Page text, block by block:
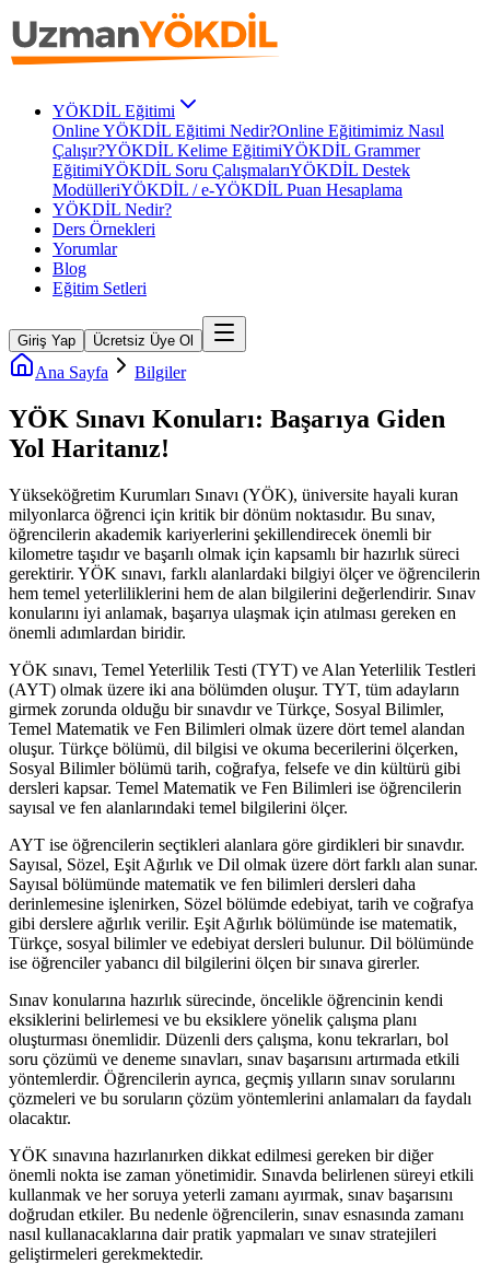
YÖKDİL Eğitimi
Online YÖKDİL Eğitimi Nedir?Online Eğitimimiz Nasıl
Çalışır?YÖKDİL Kelime EğitimiYÖKDİL Grammer
EğitimiYÖKDİL Soru ÇalışmalarıYÖKDİL Destek
ModülleriYÖKDİL / e-YÖKDİL Puan Hesaplama
YÖKDİL Nedir?
Ders Örnekleri
Yorumlar
Blog
Eğitim Setleri
Giriş Yap Ücretsiz Üye Ol
Ana Sayfa Bilgiler
YÖK Sınavı Konuları: Başarıya Giden
Yol Haritanız!
Yükseköğretim Kurumları Sınavı (YÖK), üniversite hayali kuran
milyonlarca öğrenci için kritik bir dönüm noktasıdır. Bu sınav,
öğrencilerin akademik kariyerlerini şekillendirecek önemli bir
kilometre taşıdır ve başarılı olmak için kapsamlı bir hazırlık süreci
gerektirir. YÖK sınavı, farklı alanlardaki bilgiyi ölçer ve öğrencilerin
hem temel yeterliliklerini hem de alan bilgilerini değerlendirir. Sınav
konularını iyi anlamak, başarıya ulaşmak için atılması gereken en
önemli adımlardan biridir.
YÖK sınavı, Temel Yeterlilik Testi (TYT) ve Alan Yeterlilik Testleri
(AYT) olmak üzere iki ana bölümden oluşur. TYT, tüm adayların
girmek zorunda olduğu bir sınavdır ve Türkçe, Sosyal Bilimler,
Temel Matematik ve Fen Bilimleri olmak üzere dört temel alandan
oluşur. Türkçe bölümü, dil bilgisi ve okuma becerilerini ölçerken,
Sosyal Bilimler bölümü tarih, coğrafya, felsefe ve din kültürü gibi
dersleri kapsar. Temel Matematik ve Fen Bilimleri ise öğrencilerin
sayısal ve fen alanlarındaki temel bilgilerini ölçer.
AYT ise öğrencilerin seçtikleri alanlara göre girdikleri bir sınavdır.
Sayısal, Sözel, Eşit Ağırlık ve Dil olmak üzere dört farklı alan sunar.
Sayısal bölümünde matematik ve fen bilimleri dersleri daha
derinlemesine işlenirken, Sözel bölümde edebiyat, tarih ve coğrafya
gibi derslere ağırlık verilir. Eşit Ağırlık bölümünde ise matematik,
Türkçe, sosyal bilimler ve edebiyat dersleri bulunur. Dil bölümünde
ise öğrenciler yabancı dil bilgilerini ölçen bir sınava girerler.
Sınav konularına hazırlık sürecinde, öncelikle öğrencinin kendi
eksiklerini belirlemesi ve bu eksiklere yönelik çalışma planı
oluşturması önemlidir. Düzenli ders çalışma, konu tekrarları, bol
soru çözümü ve deneme sınavları, sınav başarısını artırmada etkili
yöntemlerdir. Öğrencilerin ayrıca, geçmiş yılların sınav sorularını
çözmeleri ve bu soruların çözüm yöntemlerini anlamaları da faydalı
olacaktır.
YÖK sınavına hazırlanırken dikkat edilmesi gereken bir diğer
önemli nokta ise zaman yönetimidir. Sınavda belirlenen süreyi etkili
kullanmak ve her soruya yeterli zamanı ayırmak, sınav başarısını
doğrudan etkiler. Bu nedenle öğrencilerin, sınav esnasında zamanı
nasıl kullanacaklarına dair pratik yapmaları ve sınav stratejileri
geliştirmeleri gerekmektedir.